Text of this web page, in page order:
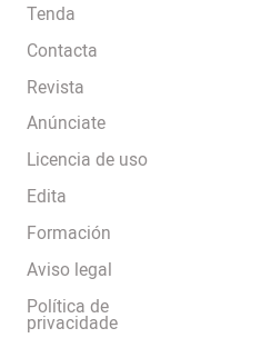
Tenda
Contacta
Revista
Anúnciate
Licencia de uso
Edita
Formación
Aviso legal
Política de
privacidade